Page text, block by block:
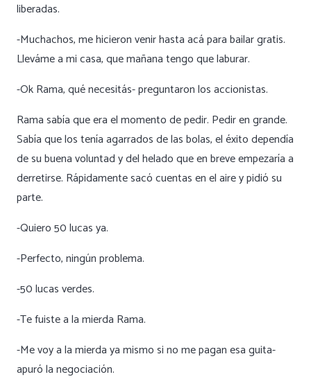
liberadas.
-Muchachos, me hicieron venir hasta acá para bailar gratis.
Lleváme a mi casa, que mañana tengo que laburar.
-Ok Rama, qué necesitás- preguntaron los accionistas.
Rama sabía que era el momento de pedir. Pedir en grande.
Sabía que los tenía agarrados de las bolas, el éxito dependía
de su buena voluntad y del helado que en breve empezaría a
derretirse. Rápidamente sacó cuentas en el aire y pidió su
parte.
-Quiero 50 lucas ya.
-Perfecto, ningún problema.
-50 lucas verdes.
-Te fuiste a la mierda Rama.
-Me voy a la mierda ya mismo si no me pagan esa guita-
apuró la negociación.